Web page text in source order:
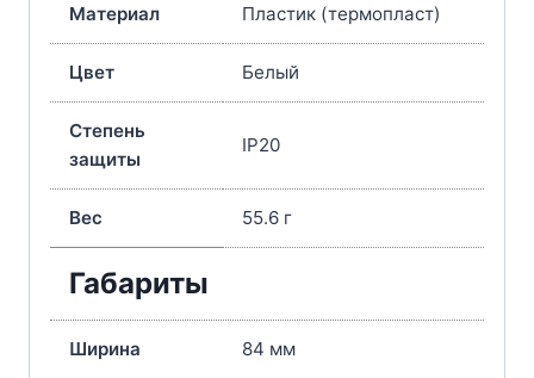
Материал Пластик (термопласт)
Цвет Белый
Степень
защиты
IP20
Вес 55.6 г
Габариты
Ширина 84 мм